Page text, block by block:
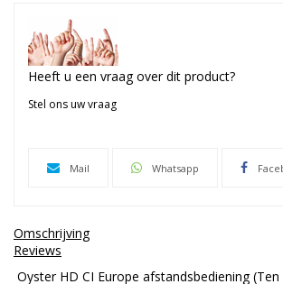
Heeft u een vraag over dit product?
Stel ons uw vraag
Mail Whatsapp
Omschrijving
Reviews
Oyster HD CI Europe afstandsbediening